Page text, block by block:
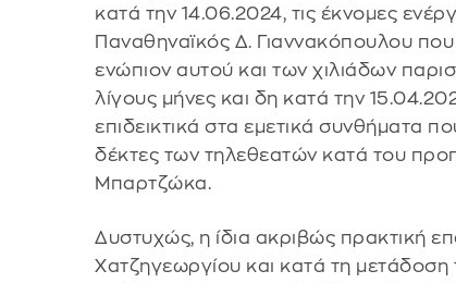
κατά την 14.06.2024, τις έκνομες
Παναθηναϊκός Δ. Γιαννακόπουλου
ενώπιον αυτού και των χιλιάδων
λίγους μήνες και δη κατά την
επιδεικτικά στα εμετικά συνθήματα
δέκτες των τηλεθεατών κατά του
Μπαρτζώκα.
Δυστυχώς, η ίδια ακριβώς πρακτική
Χατζηγεωργίου και κατά τη